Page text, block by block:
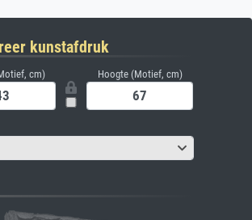
kunstafdruk
cm) Hoogte (Motief, cm)